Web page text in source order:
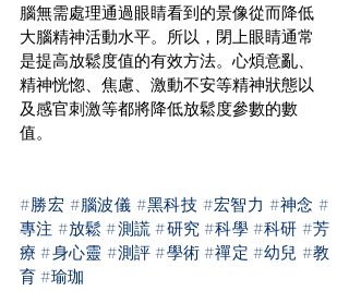
腦無需處理通過眼睛看到的景像從而降低
大腦精神活動水平。所以，閉上眼睛通常
是提高放鬆度值的有效方法。心煩意亂、
精神恍惚、焦慮、激動不安等精神狀態以
及感官刺激等都將降低放鬆度參數的數
值。
#勝宏 #腦波儀 #黑科技 #宏智力 #神念 #
專注 #放鬆 #測謊 #研究 #科學 #科研 #芳
療 #身心靈 #測評 #學術 #禪定 #幼兒 #教
育 #瑜珈